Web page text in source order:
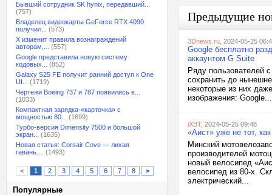
Бывший сотрудник SK hynix, передавший...
(757)
Владелец видеокарты GeForce RTX 4090
получил...
(573)
X изменит правила вознаграждений
авторам,...
(557)
Google представила новую систему
кодовых...
(852)
Galaxy S25 FE получит ранний доступ к One
UI...
(1719)
Чертежи Boeing 737 и 787 появились в...
(1033)
Компактная зарядка-«карточка» с
мощностью 80...
(1699)
Турбо-версия Dimensity 7500 и большой
экран...
(1635)
Новая статья: Corsair Cove — лихая
гавань....
(1493)
< 1 2 3 4 5 6 7 8 >
Популярные
Предыдущие
3Dnews.ru , 2024-05-25
Google бесплатно
аккаунтом G Suite
Ряду пользователей
сохранить до
некоторые из них
изображения: Google...
iXBT, 2024-05-25 09:48
«Аист» уже не тот,
Минский
производителей
новый велосипед
велосипед из 80-х.
электрический...